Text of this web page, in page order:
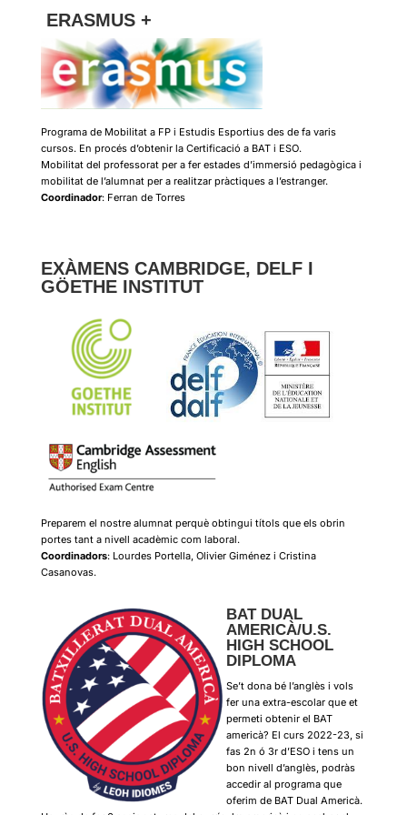
ERASMUS +
Programa de Mobilitat a FP i Estudis Esportius des de fa varis
cursos. En procés d’obtenir la Certificació a BAT i ESO.
Mobilitat del professorat per a fer estades d’immersió pedagògica i
mobilitat de l’alumnat per a realitzar pràctiques a l’estranger.
Coordinador: Ferran de Torres
EXÀMENS CAMBRIDGE, DELF I
GÖETHE INSTITUT
Preparem el nostre alumnat perquè obtingui títols que els obrin
portes tant a nivell acadèmic com laboral.
Coordinadors: Lourdes Portella, Olivier Giménez i Cristina
Casanovas.
BAT DUAL
AMERICÀ/U.S.
HIGH SCHOOL
DIPLOMA
Se’t dona bé l’anglès i vols
fer una extra-escolar que et
permeti obtenir el BAT
americà? El curs 2022-23, si
fas 2n ó 3r d’ESO i tens un
bon nivell d’anglès, podràs
accedir al programa que
oferim de BAT Dual Americà.